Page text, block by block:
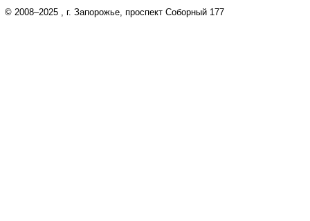
© 2008–2025 , г. Запорожье, проспект Соборный 177